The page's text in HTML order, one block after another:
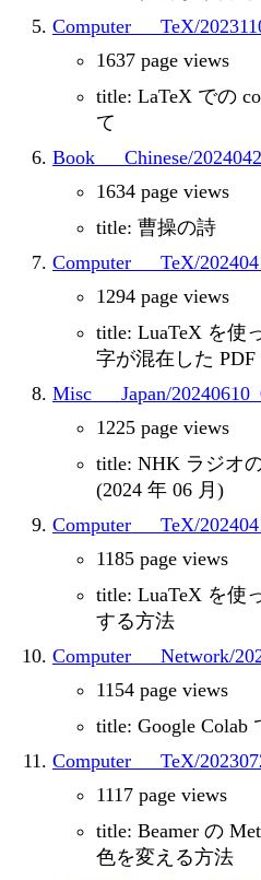
Computer___TeX/
1637 page views
title: LaTeX での
て
Book___Chinese/
1634 page views
title: 曹操の詩
Computer___TeX/
1294 page views
title: LuaTeX を使
字が混在した
Misc___Japan/
1225 page views
title: NHK ラジオ
(2024 年 06 月)
Computer___TeX/
1185 page views
title: LuaTeX を使
する方法
Computer___Network/
1154 page views
title: Google Colab
Computer___TeX/
1117 page views
title: Beamer の
色を変える方法